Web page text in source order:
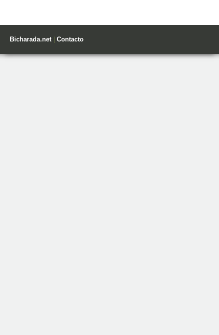
Bicharada.net| Contacto